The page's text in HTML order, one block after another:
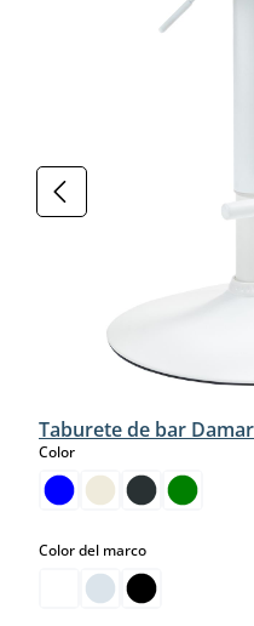
Taburete de bar
Colorselect
Color del marcoselect